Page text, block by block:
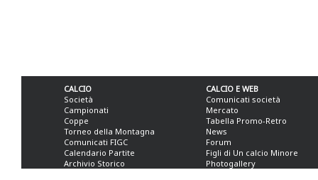
CALCIO
Società
Campionati
Coppe
Torneo della Montagna
Comunicati FIGC
Calendario Partite
Archivio Storico
CALCIO E WEB
Comunicati società
Mercato
Tabella Promo-Retro
News
Forum
Figli di Un calcio Minore
Photogallery